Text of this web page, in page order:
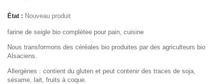
État : Nouveau produit
farine de seigle bio complètee pour pain, cuisine
Nous transformons des céréales bio produites par des agriculteurs bio
Alsaciens.
Allergènes : contient du gluten et peut contenir des traces de soja,
sésame, lait, fruits à coque.